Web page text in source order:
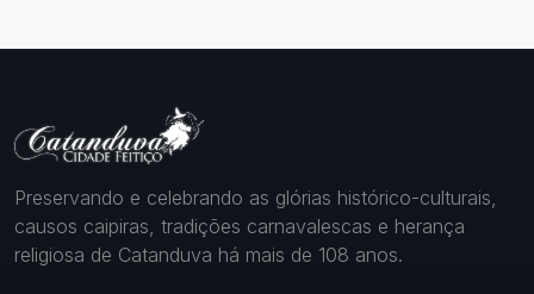
Preservando e celebrando as glórias histórico-culturais,
causos caipiras, tradições carnavalescas e herança
religiosa de Catanduva há mais de 108 anos.